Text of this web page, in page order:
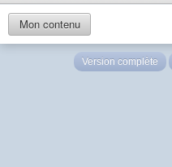
Mon contenu
Version complète